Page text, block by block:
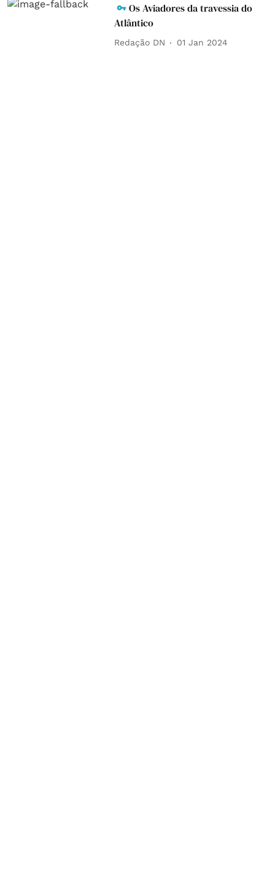
Os Aviadores da travessia do
Atlântico
Redação DN 01 Jan 2024